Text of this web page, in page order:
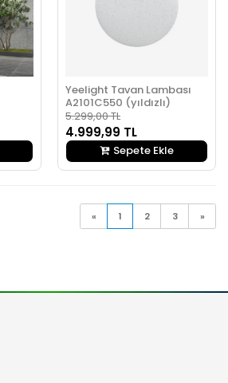
Yeelight Tavan Lambası
A2101C550 (yıldızlı)
5.299,00 TL
4.999,99 TL
Sepete Ekle
« 1 2 3 »